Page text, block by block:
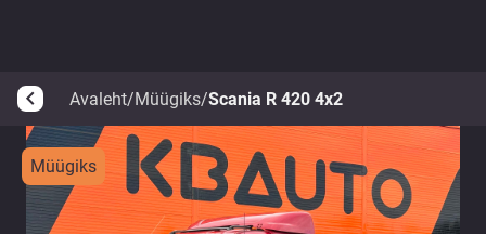
arrow_back_ios Avaleht/Müügiks/Scania R 420 4x2
Müügiks